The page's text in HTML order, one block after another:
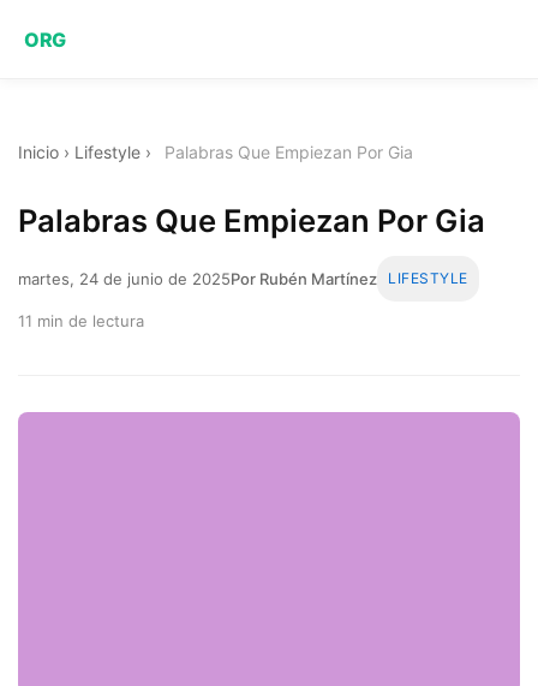
ORG
Inicio › Lifestyle › Palabras Que Empiezan Por Gia
Palabras Que Empiezan Por Gia
martes, 24 de junio de 2025Por Rubén Martínez LIFESTYLE
11 min de lectura